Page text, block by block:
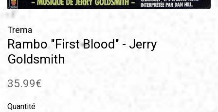
Trema
Rambo "First Blood" - Jerry
Goldsmith
Prix
35.99€
Quantité